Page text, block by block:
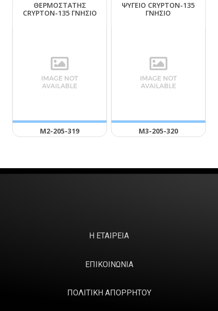
ΘΕΡΜΟΣΤΑΤΗΣ
CRΥΡΤΟΝ-135 ΓΝΗΣΙΟ
Μ2-205-319
ΨΥΓΕΙΟ CRΥΡΤΟΝ-135
ΓΝΗΣΙΟ
Μ3-205-320
Η ΕΤΑΙΡΕΙΑ
ΕΠΙΚΟΙΝΩΝΙΑ
ΠΟΛΙΤΙΚΗ ΑΠΟΡΡΗΤΟΥ